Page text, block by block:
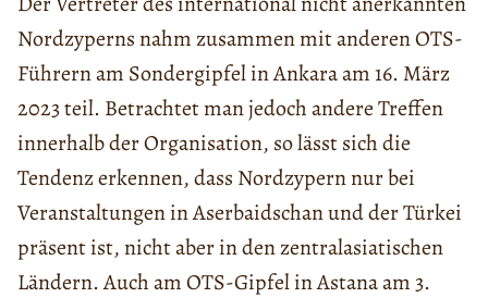
Nordzyperns nahm zusammen mit anderen OTS-
Führern am Sondergipfel in Ankara am 16. März
2023 teil. Betrachtet man jedoch andere Treffen
innerhalb der Organisation, so lässt sich die
Tendenz erkennen, dass Nordzypern nur bei
Veranstaltungen in Aserbaidschan und der Türkei
präsent ist, nicht aber in den zentralasiatischen
Ländern. Auch am OTS-Gipfel in Astana am 3.